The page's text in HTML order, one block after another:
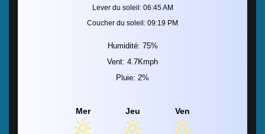
Lever du soleil: 06:45 AM
Coucher du soleil: 09:19 PM
Humidité: 75%
Vent: 4.7Kmph
Pluie: 2%
Mer Jeu Ven